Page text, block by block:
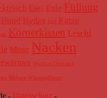
Esel Eule Füllung
Hund Hydas Igel Katze
Körnerkissen Leschi
Moor Nacken
Syntrox Germany
Wobera Wärmepflaster
- Datenschutz -